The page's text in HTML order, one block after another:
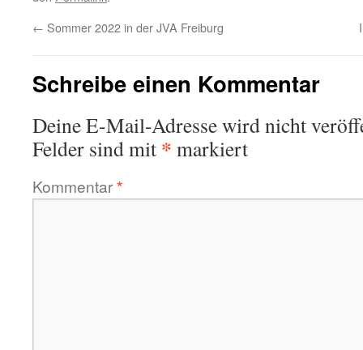
← Sommer 2022 in der JVA Freiburg
Schreibe einen Kommentar
Deine E-Mail-Adresse wird nicht
Felder sind mit * markiert
Kommentar*